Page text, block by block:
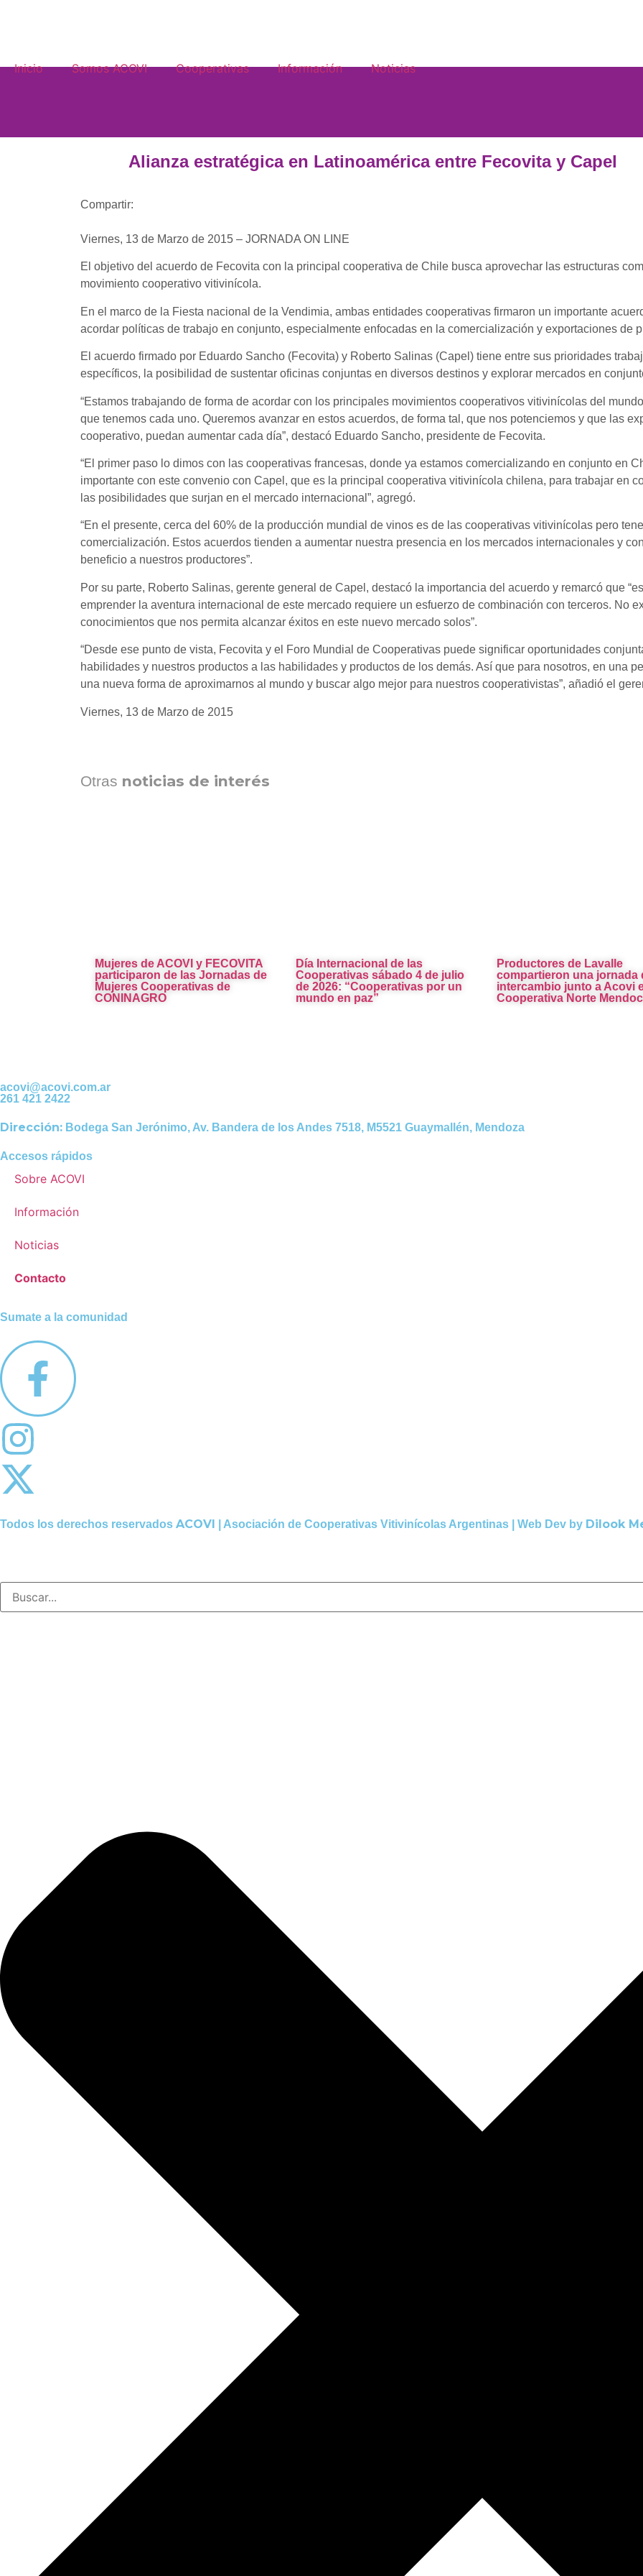
Inicio Somos ACOVI Cooperativas Información Noticias
Alianza estratégica en Latinoamérica entre Fecovita y Capel
Compartir:
Viernes, 13 de Marzo de 2015 – JORNADA ON LINE
El objetivo del acuerdo de Fecovita con la principal cooperativa de Chile busca aprovechar las estructuras
movimiento cooperativo vitivinícola.
En el marco de la Fiesta nacional de la Vendimia, ambas entidades cooperativas firmaron un importante
acordar políticas de trabajo en conjunto, especialmente enfocadas en la comercialización y exportaciones de
El acuerdo firmado por Eduardo Sancho (Fecovita) y Roberto Salinas (Capel) tiene entre sus prioridades
específicos, la posibilidad de sustentar oficinas conjuntas en diversos destinos y explorar mercados en
“Estamos trabajando de forma de acordar con los principales movimientos cooperativos vitivinícolas del
que tenemos cada uno. Queremos avanzar en estos acuerdos, de forma tal, que nos potenciemos y que las
cooperativo, puedan aumentar cada día”, destacó Eduardo Sancho, presidente de Fecovita.
“El primer paso lo dimos con las cooperativas francesas, donde ya estamos comercializando en conjunto en
importante con este convenio con Capel, que es la principal cooperativa vitivinícola chilena, para trabajar en
las posibilidades que surjan en el mercado internacional”, agregó.
“En el presente, cerca del 60% de la producción mundial de vinos es de las cooperativas vitivinícolas pero
comercialización. Estos acuerdos tienden a aumentar nuestra presencia en los mercados internacionales y
beneficio a nuestros productores”.
Por su parte, Roberto Salinas, gerente general de Capel, destacó la importancia del acuerdo y remarcó que
emprender la aventura internacional de este mercado requiere un esfuerzo de combinación con terceros. No
conocimientos que nos permita alcanzar éxitos en este nuevo mercado solos”.
“Desde ese punto de vista, Fecovita y el Foro Mundial de Cooperativas puede significar oportunidades
habilidades y nuestros productos a las habilidades y productos de los demás. Así que para nosotros, en una
una nueva forma de aproximarnos al mundo y buscar algo mejor para nuestros cooperativistas”, añadió el
Viernes, 13 de Marzo de 2015
Otras noticias de interés
Mujeres de ACOVI y FECOVITA
participaron de las Jornadas de
Mujeres Cooperativas de
CONINAGRO
Día Internacional de las
Cooperativas sábado 4 de julio
de 2026: “Cooperativas por un
mundo en paz”
Productores de Lavalle
compartieron una jornada
intercambio junto a Acovi
Cooperativa Norte
acovi@acovi.com.ar
261 421 2422
Dirección: Bodega San Jerónimo, Av. Bandera de los Andes 7518, M5521 Guaymallén, Mendoza
Accesos rápidos
Sobre ACOVI
Información
Noticias
Contacto
Sumate a la comunidad
Todos los derechos reservados ACOVI | Asociación de Cooperativas Vitivinícolas Argentinas | Web Dev by Dilook